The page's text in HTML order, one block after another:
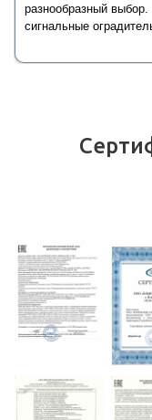
разнообразный
сигнальные